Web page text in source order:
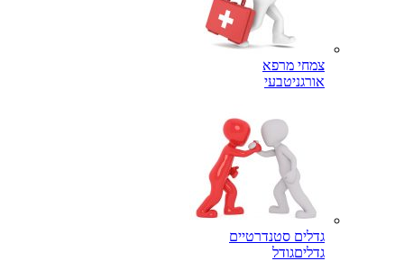
צמחי מרפא
אורגניטבעי
גדלים סטנדרטיים
גדליםגודל